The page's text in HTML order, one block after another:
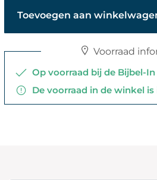
Toevoegen aan
Voorraad
Op voorraad bij de Bijbel-In
De voorraad in de winkel